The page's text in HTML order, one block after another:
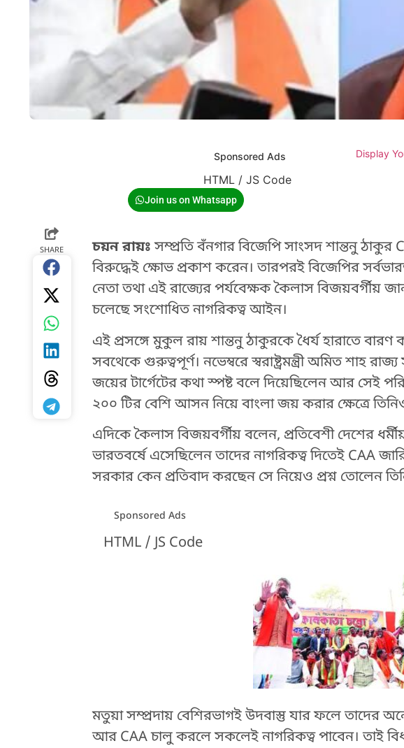
Sponsored Ads Display
HTML / JS Code
Join us on Whatsapp
SHARE চয়ন রায়ঃসম্প্রতি বঁনগার বিজেপি সাংসদ শান্তনু
বিরুদ্ধেই ক্ষোভ প্রকাশ করেন। তারপরই বিজেপির
নেতা তথা এই রাজ্যের পর্যবেক্ষক কৈলাস বিজয়বর্গীয়
চলেছে সংশোধিত নাগরিকত্ব আইন।
এই প্রসঙ্গে মুকুল রায় শান্তনু ঠাকুরকে ধৈর্য হারাতে বারণ
সবথেকে গুরুত্বপূর্ণ। নভেম্বরে স্বরাষ্ট্রমন্ত্রী অমিত শাহ
জয়ের টার্গেটের কথা স্পষ্ট বলে দিয়েছিলেন আর সেই
২০০ টির বেশি আসন নিয়ে বাংলা জয় করার ক্ষেত্রে
এদিকে কৈলাস বিজয়বর্গীয় বলেন, প্রতিবেশী দেশের
ভারতবর্ষে এসেছিলেন তাদের নাগরিকত্ব দিতেই CAA
সরকার কেন প্রতিবাদ করছেন সে নিয়েও প্রশ্ন তোলেন
Sponsored Ads
HTML / JS Code
মতুয়া সম্প্রদায় বেশিরভাগই উদবাস্তু যার ফলে তাদের
আর CAA চালু করলে সকলেই নাগরিকত্ব পাবেন। তাই